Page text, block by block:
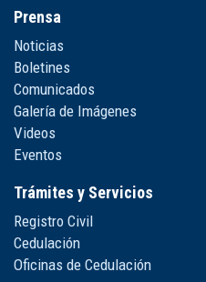
Prensa
Noticias
Boletines
Comunicados
Galería de Imágenes
Videos
Eventos
Trámites y Servicios
Registro Civil
Cedulación
Oficinas de Cedulación